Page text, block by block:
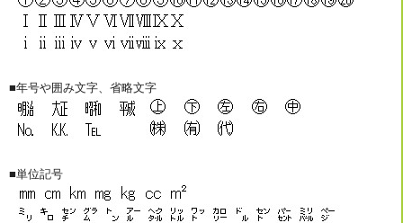
■年号や囲み文字、省略文字
■単位記号